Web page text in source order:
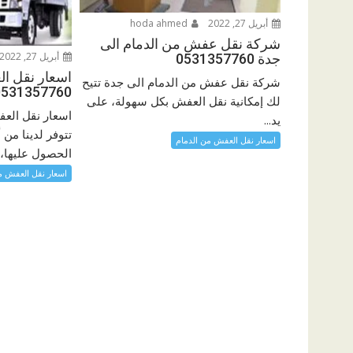
أبريل 27, 2022
شركة نقل عفش من الدمام الى
جدة 0531357760
شركة نقل عفش من الدمام الى جدة تتيح
لك إمكانية نقل العفش بكل سهولة، على
يد...
اسعار نقل العفش من الدمام
أبريل 27, 2022
اسعار نقل
اسعار نقل
تتوفر لدينا
الحصول
اسعار نقل العفش